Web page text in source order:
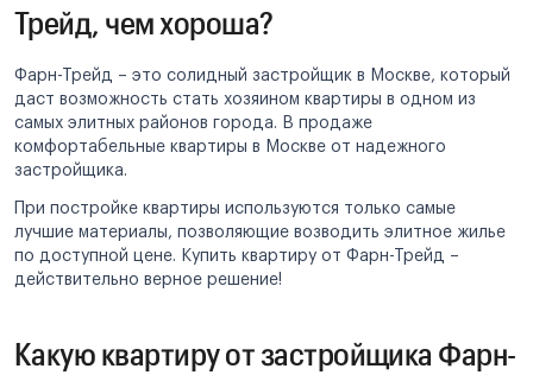
Трейд, чем хороша?
Фарн-Трейд – это солидный застройщик в Москве, который
даст возможность стать хозяином квартиры в одном из
самых элитных районов города. В продаже
комфортабельные квартиры в Москве от надежного
застройщика.
При постройке квартиры используются только самые
лучшие материалы, позволяющие возводить элитное жилье
по доступной цене. Купить квартиру от Фарн-Трейд –
действительно верное решение!
Какую квартиру от застройщика Фарн-